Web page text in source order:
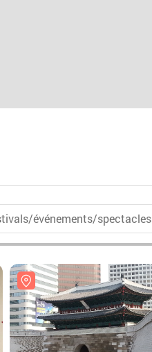
événements/spectacles